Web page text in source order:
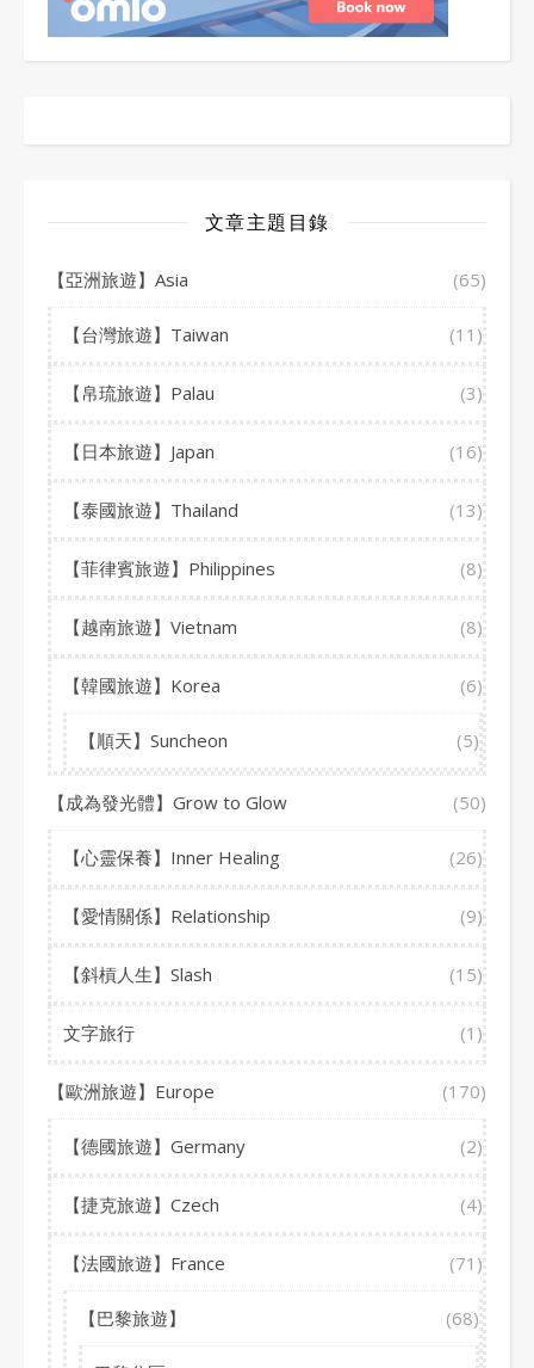
文章主題目錄
【亞洲旅遊】Asia (65)
【台灣旅遊】Taiwan (11)
【帛琉旅遊】Palau (3)
【日本旅遊】Japan (16)
【泰國旅遊】Thailand (13)
【菲律賓旅遊】Philippines (8)
【越南旅遊】Vietnam (8)
【韓國旅遊】Korea (6)
【順天】Suncheon (5)
【成為發光體】Grow to Glow (50)
【心靈保養】Inner Healing (26)
【愛情關係】Relationship (9)
【斜槓人生】Slash (15)
文字旅行 (1)
【歐洲旅遊】Europe (170)
【德國旅遊】Germany (2)
【捷克旅遊】Czech (4)
【法國旅遊】France (71)
【巴黎旅遊】 (68)